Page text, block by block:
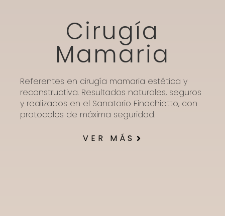
Cirugía
Mamaria
Referentes en cirugía mamaria estética y
reconstructiva. Resultados naturales, seguros
y realizados en el Sanatorio Finochietto, con
protocolos de máxima seguridad.
VER MÁS